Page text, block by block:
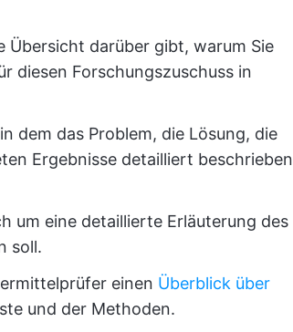
Übersicht darüber gibt, warum Sie
diesen Forschungszuschuss in
dem das Problem, die Lösung, die
Ergebnisse detailliert beschrieben
um eine detaillierte Erläuterung des
soll.
einen Überblick über
und der Methoden.